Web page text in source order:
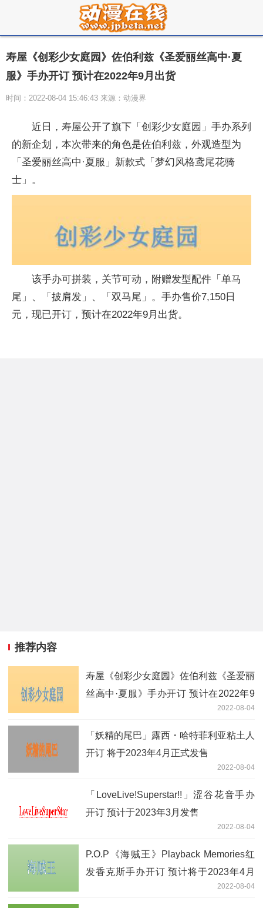
寿屋《创彩少女庭园》佐伯利兹《圣爱丽丝高中·夏
服》手办开订 预计在2022年9月出货
时间：2022-08-04 15:46:43 来源：动漫界
近日，寿屋公开了旗下「创彩少女庭园」手办系列
的新企划，本次带来的角色是佐伯利兹，外观造型为
「圣爱丽丝高中·夏服」新款式「梦幻风格鸢尾花骑
士」。
该手办可拼装，关节可动，附赠发型配件「单马
尾」、「披肩发」、「双马尾」。手办售价7,150日
元，现已开订，预计在2022年9月出货。
推荐内容
寿屋《创彩少女庭园》佐伯利兹《圣爱丽
丝高中·夏服》手办开订 预计在2022年9
2022-08-04
「妖精的尾巴」露西・哈特菲利亚粘土人
开订 将于2023年4月正式发售
2022-08-04
「LoveLive!Superstar!!」涩谷花音手办
开订 预计于2023年3月发售
2022-08-04
P.O.P《海贼王》Playback Memories红
发香克斯手办开订 预计将于2023年4月
2022-08-04